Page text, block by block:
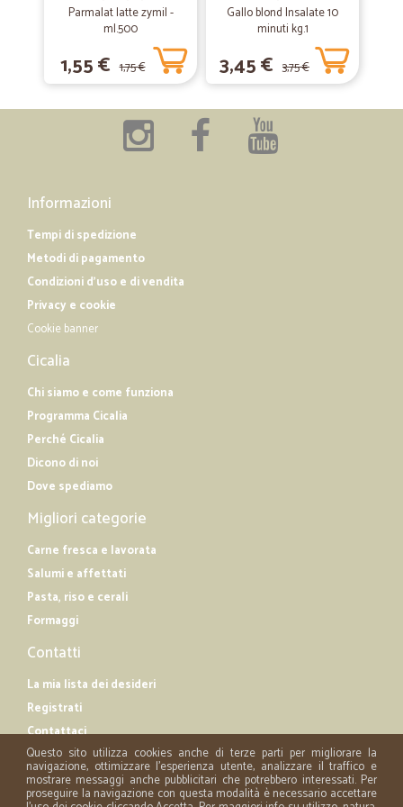
03/10/2018
—Trustpilot
Come prima esperienza devo dire ottima…
Come prima esperienza devo dire ottima ... tempi rispettati call center
paziente e gentile nonchè corriere gentile e simpatico. Molto
Parmalat latte zymil -
ml.500
1,55 € 1,75 €
Gallo blond Insalate 10
minuti kg.1
3,45 € 3,75 €
Informazioni
Tempi di spedizione
Metodi di pagamento
Condizioni d'uso e di vendita
Privacy e cookie
Cookie banner
Cicalia
Chi siamo e come funziona
Programma Cicalia
Perché Cicalia
Dicono di noi
Dove spediamo
Migliori categorie
Carne fresca e lavorata
Salumi e affettati
Pasta, riso e cerali
Formaggi
Contatti
La mia lista dei desideri
Registrati
Contattaci
Questo sito utilizza cookies anche di terze parti per migliorare la
navigazione, ottimizzare l'esperienza utente, analizzare il traffico e
mostrare messaggi anche pubblicitari che potrebbero interessati. Per
proseguire la navigazione con questa modalità è necessario accettare